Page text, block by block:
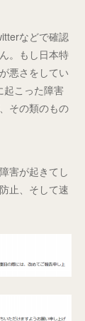
などで確認
。もし日本特
悪さをしてい
起こった障害
その類のもの
害が起きてし
止、そして速